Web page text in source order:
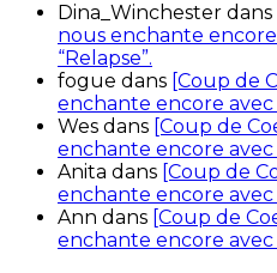
Dina_Winchester dans
nous enchante
“Relapse”.
fogue dans [Coup de
enchante encore avec
Wes dans [Coup de
enchante encore avec
Anita dans [Coup de
enchante encore avec
Ann dans [Coup de
enchante encore avec